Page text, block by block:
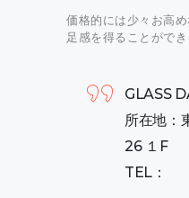
価格的には少々お高
足感を得ることができ
GLASS
所在地：
26 １F
TEL：